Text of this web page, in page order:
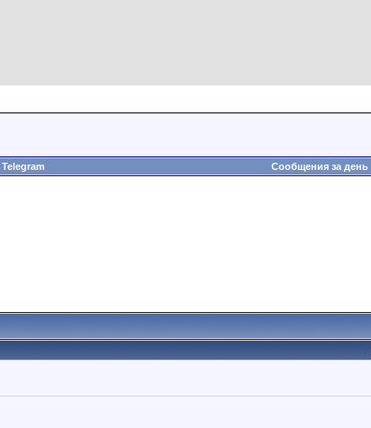
Telegram Сообщения за день